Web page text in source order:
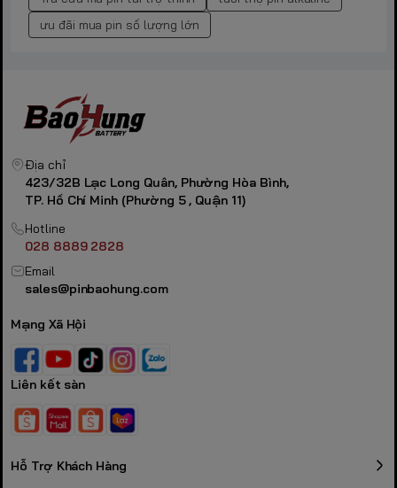
ưu đãi mua pin số lượng lớn
Địa chỉ
423/32B Lạc Long Quân, Phường Hòa Bình,
TP. Hồ Chí Minh (Phường 5 , Quận 11)
Hotline
028 8889 2828
Email
sales@pinbaohung.com
Mạng Xã Hội
Liên kết sàn
Hỗ Trợ Khách Hàng